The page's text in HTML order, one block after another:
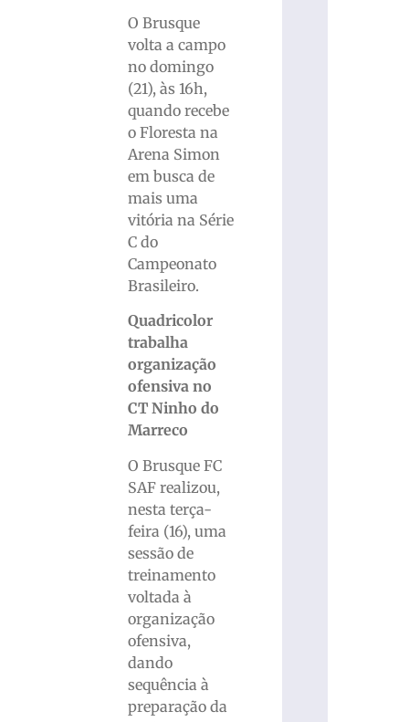
O Brusque
volta a campo
no domingo
(21), às 16h,
quando recebe
o Floresta na
Arena Simon
em busca de
mais uma
vitória na Série
C do
Campeonato
Brasileiro.
Quadricolor
trabalha
organização
ofensiva no
CT Ninho do
Marreco
O Brusque FC
SAF realizou,
nesta terça-
feira (16), uma
sessão de
treinamento
voltada à
organização
ofensiva,
dando
sequência à
preparação da